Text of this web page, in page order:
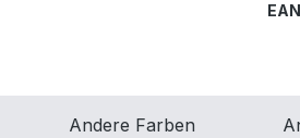
Andere Farben